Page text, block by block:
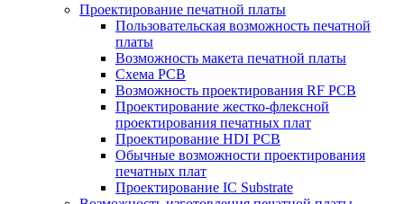
Проектирование печатной платы
Пользовательская возможность печатной
платы
Возможность макета печатной платы
Схема PCB
Возможность проектирования RF PCB
Проектирование жестко-флексной
проектирования печатных плат
Проектирование HDI PCB
Обычные возможности проектирования
печатных плат
Проектирование IC Substrate